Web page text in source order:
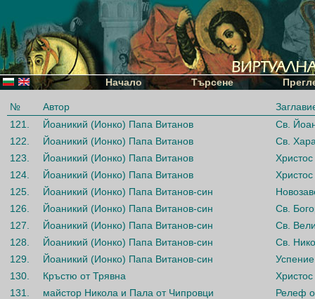
Начало Търсене
№ Автор
121.
Йоаникий (Ионко) Папа Витанов
Св.
122.
Йоаникий (Ионко) Папа Витанов
Св.
123.
Йоаникий (Ионко) Папа Витанов
124.
Йоаникий (Ионко) Папа Витанов
125.
Йоаникий (Ионко) Папа Витанов-син
126.
Йоаникий (Ионко) Папа Витанов-син
Св.
127.
Йоаникий (Ионко) Папа Витанов-син
Св.
128.
Йоаникий (Ионко) Папа Витанов-син
Св.
129.
Йоаникий (Ионко) Папа Витанов-син
130.
Кръстю от Трявна
131.
майстор Никола и Пала от Чипровци
Релеф